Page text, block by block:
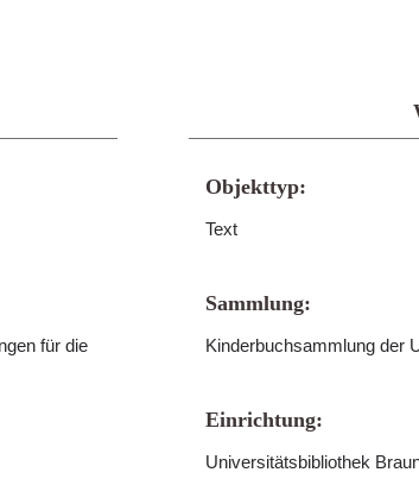
für die
Objekttyp:
Text
Sammlung:
Kinderbuchsammlung der
Einrichtung:
Universitätsbibliothek